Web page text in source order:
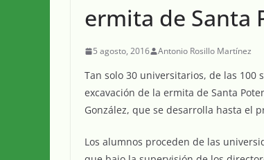
ermita de Santa
5 agosto, 2016 Antonio Rosillo Martínez
Tan solo 30 universitarios, de las
excavación de la ermita de Santa
González, que se desarrolla hasta el
Los alumnos proceden de las